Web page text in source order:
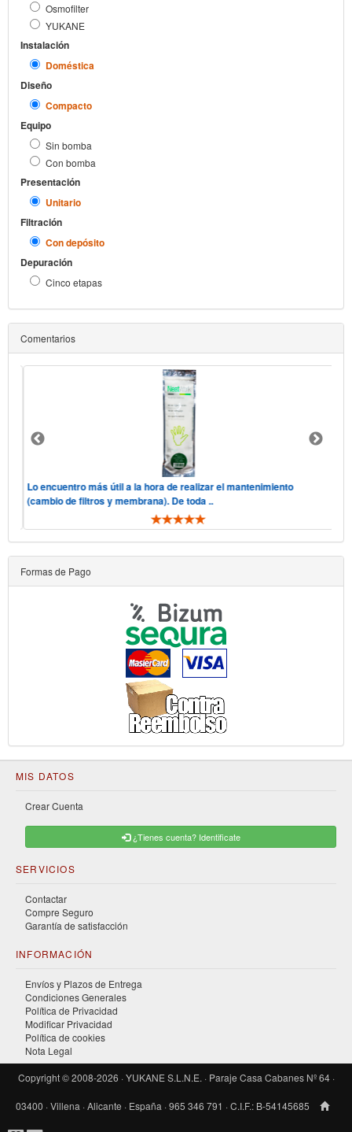
Osmofilter
YUKANE
Instalación
Doméstica
Diseño
Compacto
Equipo
Sin bomba
Con bomba
Presentación
Unitario
Filtración
Con depósito
Depuración
Cinco etapas
Comentarios
Lo encuentro más útil a la hora de realizar el mantenimiento
(cambio de filtros y membrana). De toda ..
Formas de Pago
MIS DATOS
Crear Cuenta
¿Tienes cuenta? Identificate
SERVICIOS
Contactar
Compre Seguro
Garantía de satisfacción
INFORMACIÓN
Envíos y Plazos de Entrega
Condiciones Generales
Política de Privacidad
Modificar Privacidad
Política de cookies
Nota Legal
Copyright © 2008-2026 · YUKANE S.L.N.E. · Paraje Casa Cabanes Nº 64 ·
03400 · Villena · Alicante · España · 965 346 791 · C.I.F.: B-54145685